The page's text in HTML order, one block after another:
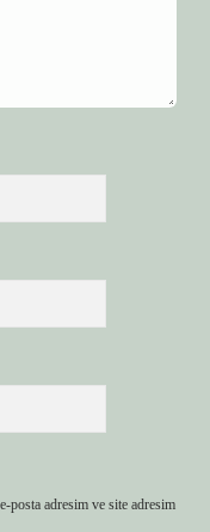
posta adresim ve site adresim